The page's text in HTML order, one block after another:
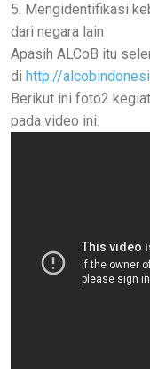
5. Mengidentifikasi
dari negara lain
Apasih ALCoB itu
di http://
Berikut ini foto2
pada video ini.